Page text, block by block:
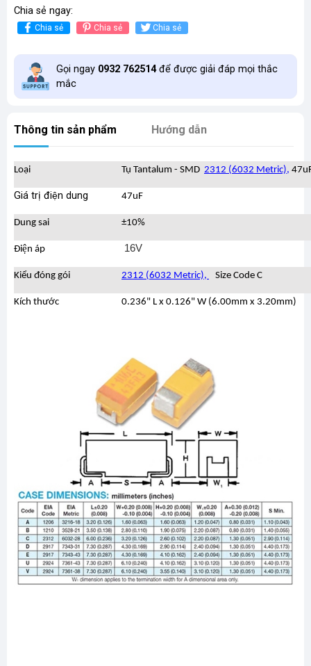
Chia sẻ ngay:
Chia sẻ Chia sẻ Chia sẻ
Gọi ngay 0932 762514để được giải đáp mọi thắc
mắc
Thông tin sản phẩm Hướng dẫn
Loại Tụ Tantalum - SMD 2312 (6032 Metric),
Giá trị điện dung 47uF
Dung sai ±10%
Điện áp 16V
Kiểu đóng gói 2312 (6032 Metric), Size Code C
Kích thước 0.236" L x 0.126" W (6.00mm x 3.20mm)